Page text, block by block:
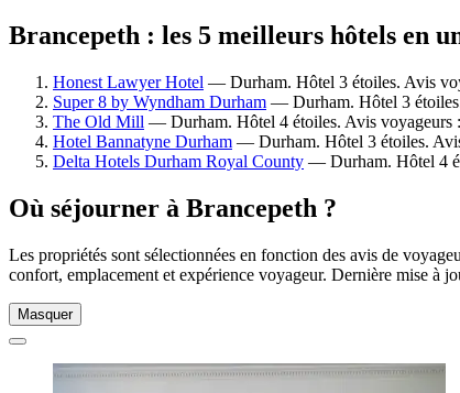
Brancepeth : les 5 meilleurs hôtels en
Honest Lawyer Hotel — Durham. Hôtel 3 étoiles. Avis
Super 8 by Wyndham Durham — Durham. Hôtel 3
The Old Mill — Durham. Hôtel 4 étoiles. Avis
Hotel Bannatyne Durham — Durham. Hôtel 3 étoiles.
Delta Hotels Durham Royal County — Durham. Hôtel 4
Où séjourner à Brancepeth ?
Les propriétés sont sélectionnées en fonction des avis de
confort, emplacement et expérience voyageur. Dernière mise à
Masquer